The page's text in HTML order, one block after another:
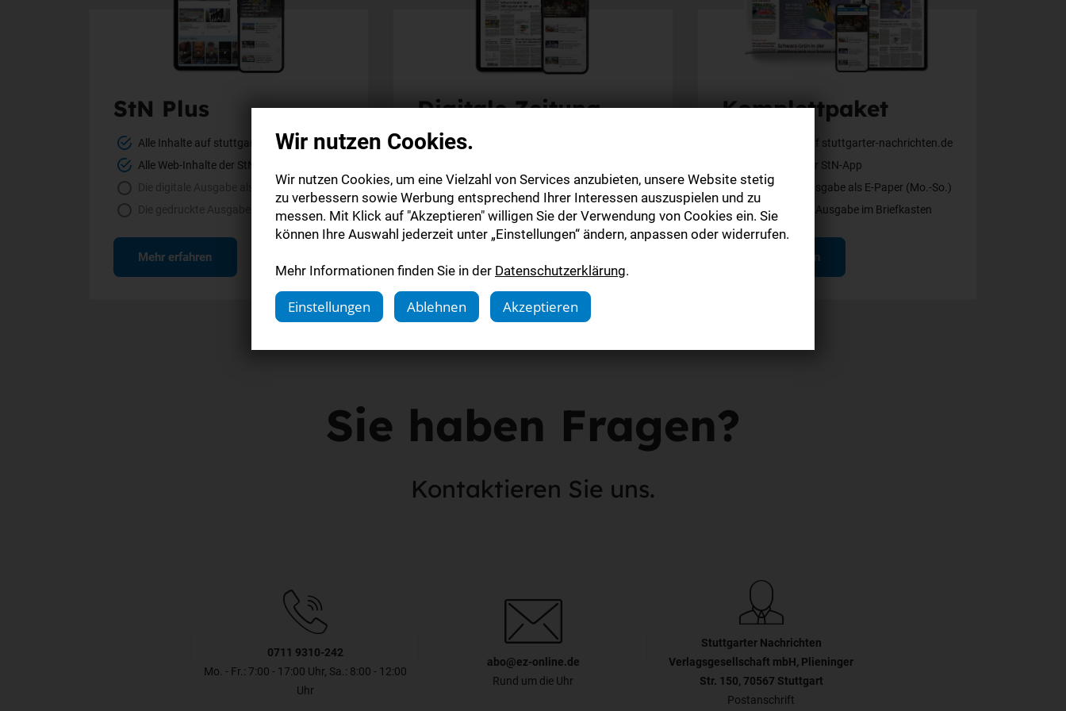
StN Plus
Alle Inhalte auf stuttgarter-nachrichten.de
Alle Web-Inhalte der StN-App
Die digitale Ausgabe als E-Paper (Mo.-So.)
Die gedruckte Ausgabe im Briefkasten
Mehr erfahren
Digitale Zeitung
Alle Inhalte auf stuttgarter-nachrichten.de
Die digitale Ausgabe als E-Paper (Mo.-So.)
Die gedruckte Ausgabe im Briefkasten
Komplettpaket
Alle Inhalte auf stuttgarter-nachrichten.de
Alle Inhalte der StN-App
Die digitale Ausgabe als E-Paper (Mo.-So.)
Die gedruckte Ausgabe im Briefkasten
Mehr erfahren
Sie haben Fragen?
Kontaktieren Sie uns.
0711 9310-242
Mo. - Fr.: 7:00 - 17:00 Uhr, Sa.: 8:00 - 12:00
Uhr
abo@ez-online.de
Rund um die Uhr
Stuttgarter Nachrichten
Verlagsgesellschaft mbH, Plieninger
Str. 150, 70567 Stuttgart
Postanschrift
Wir nutzen Cookies.
Wir nutzen Cookies, um eine Vielzahl von Services anzubieten, unsere Website stetig
zu verbessern sowie Werbung entsprechend Ihrer Interessen auszuspielen und zu
messen. Mit Klick auf "Akzeptieren" willigen Sie der Verwendung von Cookies ein. Sie
können Ihre Auswahl jederzeit unter „Einstellungen“ ändern, anpassen oder widerrufen.
Mehr Informationen finden Sie in der Datenschutzerklärung.
Einstellungen
Ablehnen Akzeptieren